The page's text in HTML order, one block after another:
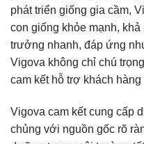
phát triển giống gia cầm,
con giống khỏe mạnh,
trưởng nhanh, đáp ứng
Vigova không chỉ chú
cam kết hỗ trợ khách
Vigova cam kết cung cấp
chủng với nguồn gốc rõ